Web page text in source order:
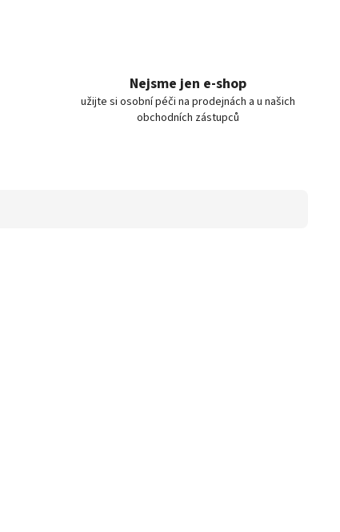
Nejsme jen e-shop
užijte si osobní péči na prodejnách a u našich
obchodních zástupců